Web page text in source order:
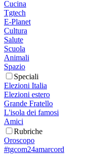
Cucina
Tgtech
E-Planet
Cultura
Salute
Scuola
Animali
Spazio
Speciali
Elezioni Italia
Elezioni estero
Grande Fratello
L'isola dei famosi
Amici
Rubriche
Oroscopo
#tgcom24amarcord